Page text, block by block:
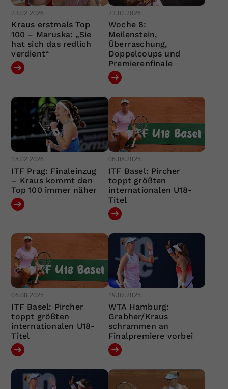
23.02.2026
Kraus erstmals Top
100 – Maruska: „Sie
hat sich das redlich
verdient“
23.02.2026
Woche 8:
Meilenstein,
Überraschung,
Doppelcoups und
Premierenfinale
18.02.2026
ITF Prag: Finaleinzug
– Kraus kommt den
Top 100 immer näher
06.08.2025
ITF Basel: Pircher
toppt größten
internationalen U18-
Titel
06.08.2025
ITF Basel: Pircher
toppt größten
internationalen U18-
Titel
19.07.2025
WTA Hamburg:
Grabher/Kraus
schrammen an
Finalpremiere vorbei